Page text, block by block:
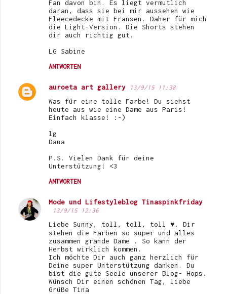
Fan davon bin. Es liegt vermutlich
daran, dass sie bei mir aussehen wie
Fleecedecke mit Fransen. Daher für mich
die Light-Version. Die Shorts stehen
dir auch richtig gut.
LG Sabine
ANTWORTEN
auroeta art gallery 13/9/15 11:38
Was für eine tolle Farbe! Du siehst
heute aus wie eine Dame aus Paris!
Einfach klasse! :-)
lg
Dana
P.S. Vielen Dank für deine
Unterstützung! <3
ANTWORTEN
Mode und Lifestyleblog Tinaspinkfriday
13/9/15 12:36
Liebe Sunny, toll, toll, toll ♥️. Dir
stehen die Farben so super und alles
zusammen grande Dame . So kann der
Herbst wirklich kommen.
Ich möchte Dir auch ganz herzlich für
Deine super Unterstützung danken. Du
bist die gute Seele unserer Blog- Hops.
Wünsch Dir einen schönen Tag, liebe
Grüße Tina